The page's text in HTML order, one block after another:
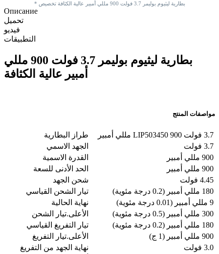
* بطارية ليثيوم بوليمر 3.7 فولت 900 مللي أمبير عالية الكثافة تخصيص
Описание
تحميل
فيديو
التطبيقات
بطارية ليثيوم بوليمر 3.7 فولت 900 مللي
أمبير عالية الكثافة
مواصفات المنتج
طراز البطارية
3.7 فولت LIP503450 900 مللي أمبير
الجهد الاسمي
3.7 فولت
القدرة الاسمية
900 مللي أمبير
الحد الأدنى للسعة
900 مللي أمبير
شحن الجهد
4.45 فولت
تيار الشحن القياسي
180 مللي أمبير (0.2 درجة مئوية)
نهاية الحالية
9 مللي أمبير (0.01 درجة مئوية)
الأعلى.تيار الشحن
300 مللي أمبير (0.5 درجة مئوية)
تيار التفريغ القياسي
180 مللي أمبير (0.2 درجة مئوية)
الأعلى.تيار التفريغ
900 مللي أمبير (1 ج)
نهاية الجهد من التفريغ
3.0 فولت